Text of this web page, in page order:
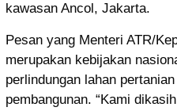
kawasan Ancol, Jakarta.
Pesan yang Menteri ATR/
merupakan kebijakan
perlindungan lahan
pembangunan. “Kami